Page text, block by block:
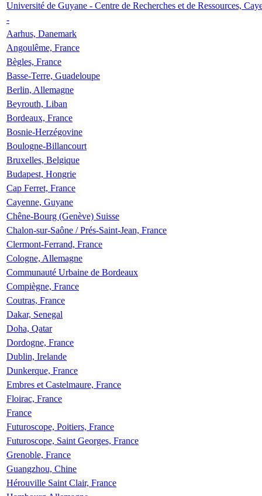
Université de Guyane - Centre de Recherches et de Ressources,
-
Aarhus, Danemark
Angoulême, France
Bègles, France
Basse-Terre, Guadeloupe
Berlin, Allemagne
Beyrouth, Liban
Bordeaux, France
Bosnie-Herzégovine
Boulogne-Billancourt
Bruxelles, Belgique
Budapest, Hongrie
Cap Ferret, France
Cayenne, Guyane
Chêne-Bourg (Genève) Suisse
Chalon-sur-Saône / Prés-Saint-Jean, France
Clermont-Ferrand, France
Cologne, Allemagne
Communauté Urbaine de Bordeaux
Compiègne, France
Coutras, France
Dakar, Senegal
Doha, Qatar
Dordogne, France
Dublin, Irelande
Dunkerque, France
Embres et Castelmaure, France
Floirac, France
France
Futuroscope, Poitiers, France
Futuroscope, Saint Georges, France
Grenoble, France
Guangzhou, Chine
Hérouville Saint Clair, France